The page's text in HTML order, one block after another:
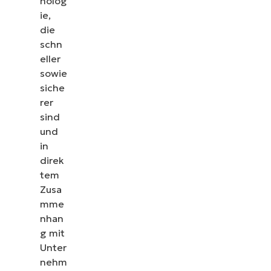
ie,
die
schn
eller
sowie
siche
rer
sind
und
in
direk
tem
Zusa
mme
nhan
g mit
Unter
nehm